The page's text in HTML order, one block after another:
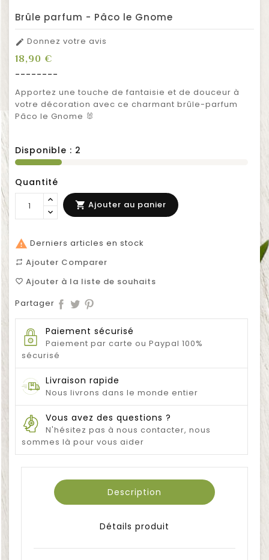
Brûle parfum - Pâco le Gnome
 Donnez votre avis
18,90 €
--------
Apportez une touche de fantaisie et de douceur à
votre décoration avec ce charmant brûle-parfum
Pâco le Gnome 🐰
Disponible : 2
Quantité
 Ajouter au panier
 Derniers articles en stock
repeat Ajouter Comparer
favorite_border Ajouter à la liste de souhaits
Partager
Paiement sécurisé
Paiement par carte ou Paypal 100%
sécurisé
Livraison rapide
Nous livrons dans le monde entier
Vous avez des questions ?
N'hésitez pas à nous contacter, nous
sommes là pour vous aider
Description
Détails produit